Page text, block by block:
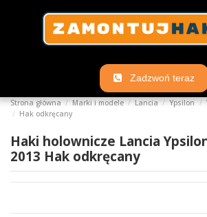
Zadzwoń teraz
Strona główna Marki i modele Lancia Ypsilon
Hak odkręcany
Haki holownicze Lancia
2013 Hak odkręcany